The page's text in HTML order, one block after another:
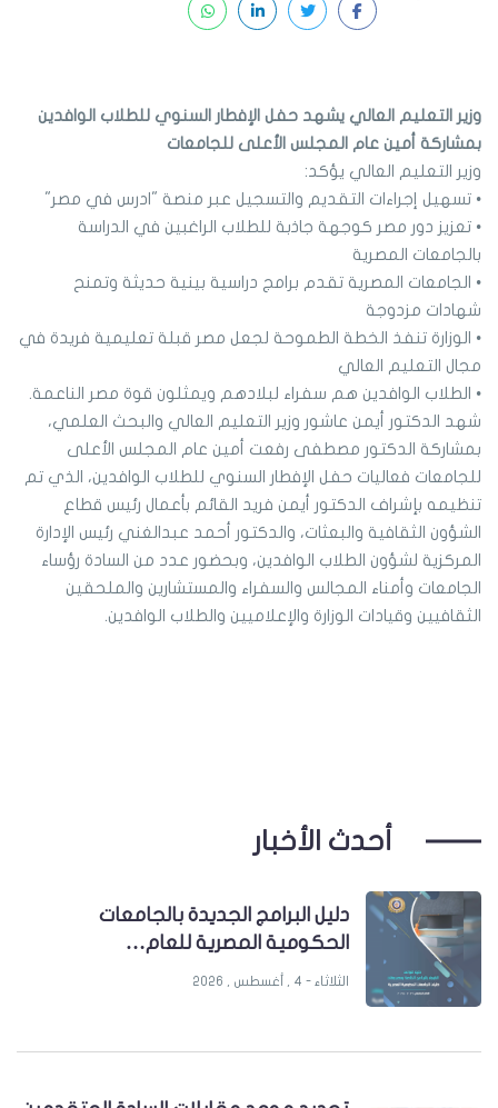
وزير التعليم العالي يشهد حفل الإفطار السنوي للطلاب الوافدين
بمشاركة أمين عام المجلس الأعلى للجامعات
وزير التعليم العالي يؤكد:
• تسهيل إجراءات التقديم والتسجيل عبر منصة "ادرس في مصر"
• تعزيز دور مصر كوجهة جاذبة للطلاب الراغبين في الدراسة
بالجامعات المصرية
• الجامعات المصرية تقدم برامج دراسية بينية حديثة وتمنح
شهادات مزدوجة
• الوزارة تنفذ الخطة الطموحة لجعل مصر قبلة تعليمية فريدة في
مجال التعليم العالي
• الطلاب الوافدين هم سفراء لبلادهم ويمثلون قوة مصر الناعمة.
شهد الدكتور أيمن عاشور وزير التعليم العالي والبحث العلمي،
بمشاركة الدكتور مصطفى رفعت أمين عام المجلس الأعلى
للجامعات فعاليات حفل الإفطار السنوي للطلاب الوافدين، الذي تم
تنظيمه بإشراف الدكتور أيمن فريد القائم بأعمال رئيس قطاع
الشؤون الثقافية والبعثات، والدكتور أحمد عبدالغني رئيس الإدارة
المركزية لشؤون الطلاب الوافدين، وبحضور عدد من السادة رؤساء
الجامعات وأمناء المجالس والسفراء والمستشارين والملحقين
الثقافيين وقيادات الوزارة والإعلاميين والطلاب الوافدين.
أحدث الأخبار
دليل البرامج الجديدة بالجامعات
الحكومية المصرية للعام…
الثلاثاء - 4 , أغسطس , 2026